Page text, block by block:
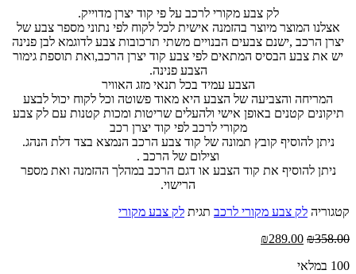
חפש
לק צבע מקורי לרכב על פי קוד יצרן מדוייק.
אצלנו המוצר מיוצר בהזמנה אישית לכל לקוח לפי נתוני מספר צבע של
יצרן הרכב ,ישנם צבעים הבנויים משתי תרכובות צבע לדוגמא לבן פנינה
יש את צבע הבסיס המתאים לפי צבע קוד יצרן הרכב,ואת תוספת גימור
הצבע פנינה.
הצבע עמיד בכל תנאי מזג האוויר
המריחה והצביעה של הצבע היא מאוד פשוטה וכל לקוח יכול לבצע
תיקונים קטנים באופן אישי ולהעלים שריטות ומכות קטנות עם לק צבע
מקורי לרכב לפי קוד יצרן רכב
ניתן להוסיף קובץ תמונה של קוד צבע הרכב הנמצא בצד דלת הנהג.
וצילום של הרכב .
ניתן להוסיף את קוד הצבע או דגם הרכב במהלך ההזמנה ואת מספר
הרישוי.
קטגוריה לק צבע מקורי לרכב תגית לק צבע מקורי
₪358.00
המחיר
היה:
₪289.00
100 במלאי